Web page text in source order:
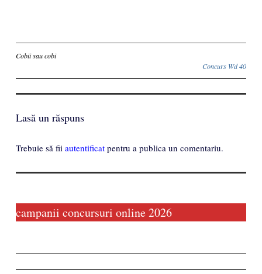
Inscriere
Cobii sau cobi
Concurs Wd 40
Lasă un răspuns
Trebuie să fii autentificat pentru a publica un comentariu.
campanii concursuri online 2026